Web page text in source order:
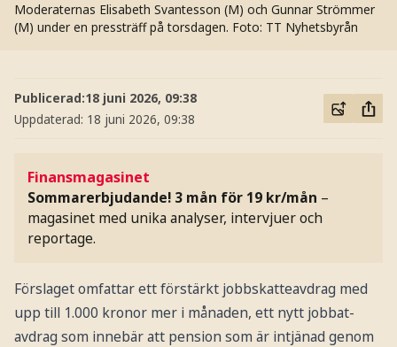
Moderaternas Elisabeth Svantesson (M) och Gunnar Strömmer
(M) under en pressträff på torsdagen. Foto: TT Nyhetsbyrån
Publicerad:18 juni 2026, 09:38
Uppdaterad: 18 juni 2026, 09:38
Finansmagasinet
Sommarerbjudande! 3 mån för 19 kr/mån –
magasinet med unika analyser, intervjuer och
reportage.
Förslaget omfattar ett förstärkt jobbskatteavdrag med
upp till 1.000 kronor mer i månaden, ett nytt jobbat-
avdrag som innebär att pension som är intjänad genom